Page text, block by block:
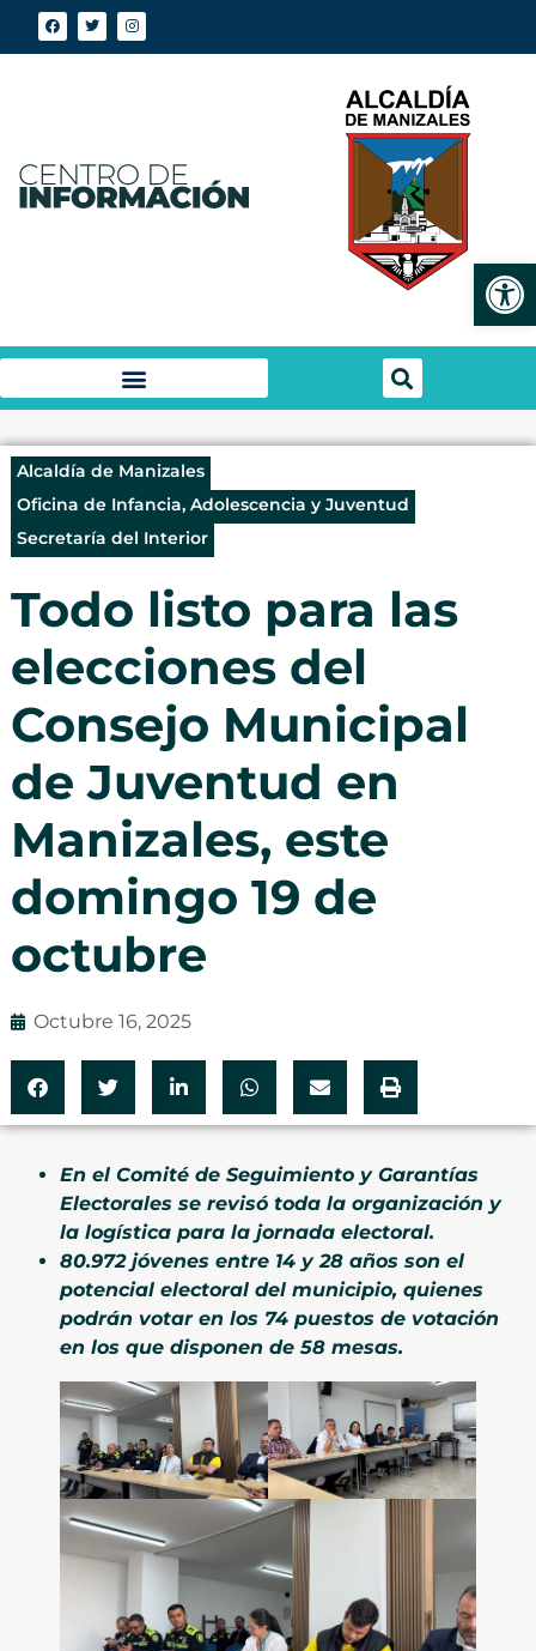
Alcaldía de Manizales
Oficina de Infancia, Adolescencia y Juventud
Secretaría del Interior
Todo listo para las
elecciones del
Consejo Municipal
de Juventud en
Manizales, este
domingo 19 de
octubre
Octubre 16, 2025
En el Comité de Seguimiento y Garantías
Electorales se revisó toda la organización y
la logística para la jornada electoral.
80.972 jóvenes entre 14 y 28 años son el
potencial electoral del municipio, quienes
podrán votar en los 74 puestos de votación
en los que disponen de 58 mesas.